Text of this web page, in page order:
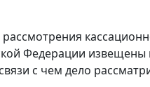
Федерации
с чем дело